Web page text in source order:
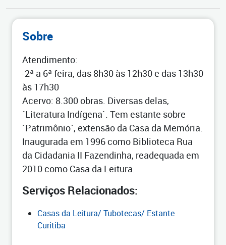
Sobre
Atendimento:
-2ª a 6ª feira, das 8h30 às 12h30 e das 13h30
às 17h30
Acervo: 8.300 obras. Diversas delas,
´Literatura Indígena`. Tem estante sobre
´Patrimônio`, extensão da Casa da Memória.
Inaugurada em 1996 como Biblioteca Rua
da Cidadania II Fazendinha, readequada em
2010 como Casa da Leitura.
Serviços Relacionados:
Casas da Leitura/ Tubotecas/ Estante
Curitiba